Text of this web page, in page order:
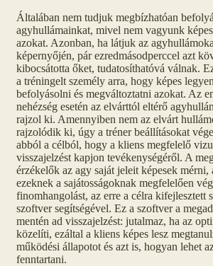
Általában nem tudjuk megbízhatóan
agyhullámainkat, mivel nem vagyunk
azokat. Azonban, ha látjuk az
képernyőjén, pár ezredmásodperccel azt
kibocsátotta őket, tudatosíthatóvá válnak.
a tréningelt személy arra, hogy képes
befolyásolni és megváltoztatni azokat. Az
nehézség esetén az elvárttól eltérő
rajzol ki. Amennyiben nem az elvárt
rajzolódik ki, úgy a tréner beállításokat
abból a célból, hogy a kliens megfelelő
visszajelzést kapjon tevékenységéről. A
érzékelők az agy saját jeleit képesek mérni,
ezeknek a sajátosságoknak megfelelően
finomhangolást, az erre a célra kifejlesztett
szoftver segítségével. Ez a szoftver a
mentén ad visszajelzést: jutalmaz, ha az
közelíti, ezáltal a kliens képes lesz
működési állapotot és azt is, hogyan lehet
fenntartani.